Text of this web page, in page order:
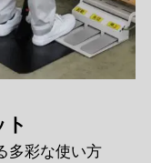
多彩な使い方